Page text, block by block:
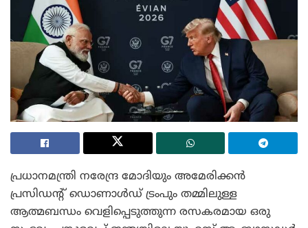
പ്രധാനമന്ത്രി നരേന്ദ്ര മോദിയും അമേരിക്കൻ
പ്രസിഡന്റ് ഡൊണാൾഡ് ട്രംപും തമ്മിലുള്ള
ആത്മബന്ധം വെളിപ്പെടുത്തുന്ന രസകരമായ ഒരു